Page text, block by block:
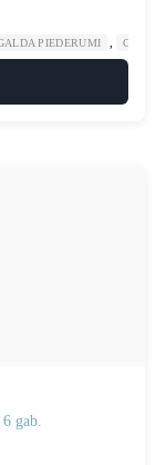
PIEDERUMI
gab.